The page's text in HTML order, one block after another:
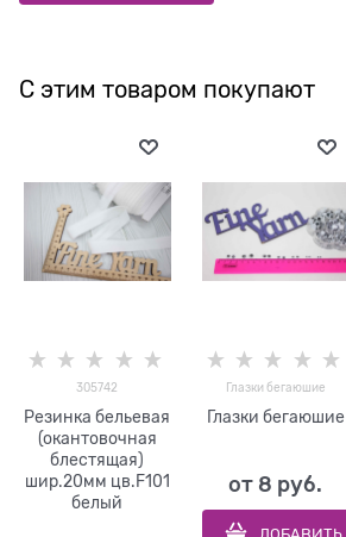
С этим товаром покупают
305742
Резинка бельевая
(окантовочная
блестящая)
шир.20мм цв.F101
белый
Глазки бегаюшие
Глазки бегаюшие
от 8 руб.